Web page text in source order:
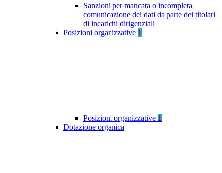
Sanzioni per mancata o incompleta
comunicazione dei dati da parte dei titolari
di incarichi dirigenziali
Posizioni organizzative 1
Posizioni organizzative 1
Dotazione organica